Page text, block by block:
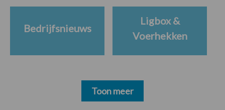
Bedrijfsnieuws
Ligbox &
Voerhekken
Toon meer